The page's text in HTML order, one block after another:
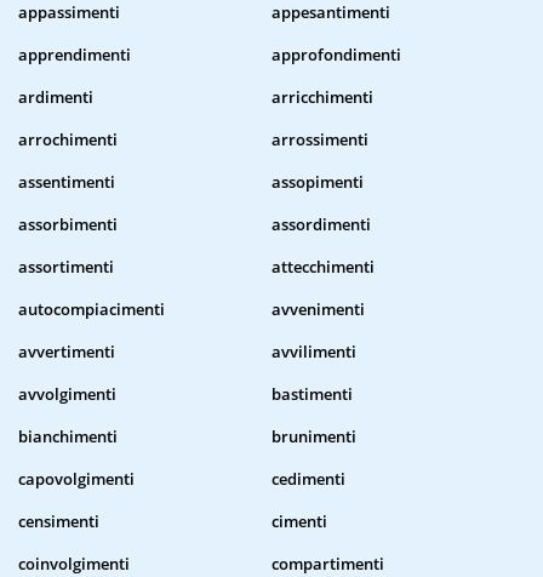
appassimenti
appesantimenti
apprendimenti
approfondimenti
ardimenti
arricchimenti
arrochimenti
arrossimenti
assentimenti
assopimenti
assorbimenti
assordimenti
assortimenti
attecchimenti
autocompiacimenti
avvenimenti
avvertimenti
avvilimenti
avvolgimenti
bastimenti
bianchimenti
brunimenti
capovolgimenti
cedimenti
censimenti
cimenti
coinvolgimenti
compartimenti